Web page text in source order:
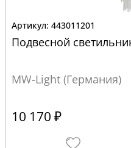
443011201
Подвесной
MW-Light (Германия)
10 170 ₽